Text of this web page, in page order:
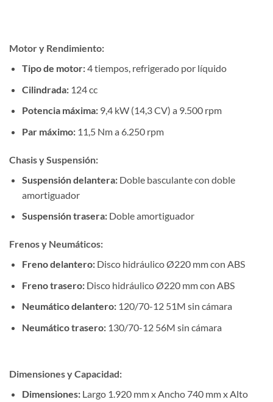
Motor y Rendimiento:
Tipo de motor:4 tiempos, refrigerado por líquido
Cilindrada:124 cc
Potencia máxima:9,4 kW (14,3 CV) a 9.500 rpm
Par máximo:11,5 Nm a 6.250 rpm
Chasis y Suspensión:
Suspensión delantera:Doble basculante con doble
amortiguador
Suspensión trasera:Doble amortiguador
Frenos y Neumáticos:
Freno delantero:Disco hidráulico Ø220 mm con ABS
Freno trasero:Disco hidráulico Ø220 mm con ABS
Neumático delantero:120/70-12 51M sin cámara
Neumático trasero:130/70-12 56M sin cámara
Dimensiones y Capacidad:
Dimensiones:Largo 1.920 mm x Ancho 740 mm x Alto